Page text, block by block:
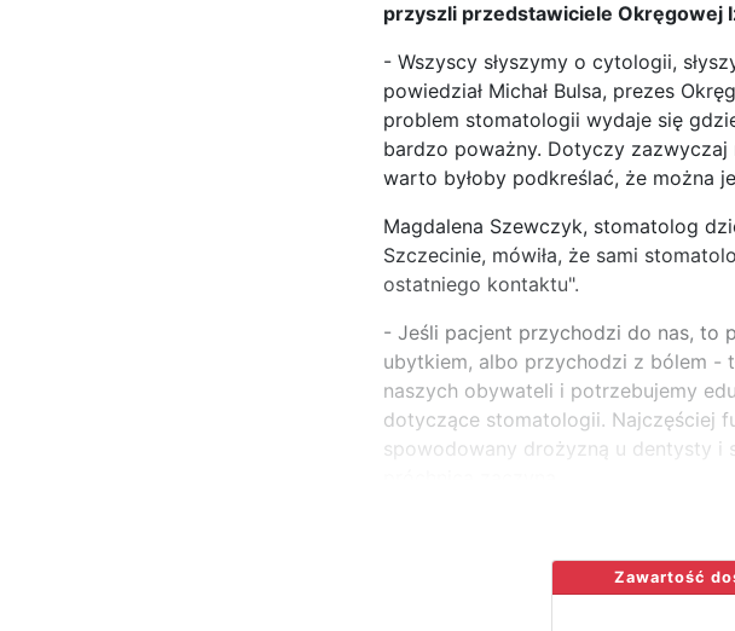
przyszli przedstawiciele Okręgowej
- Wszyscy słyszymy o cytologii,
powiedział Michał Bulsa, prezes
problem stomatologii wydaje się
bardzo poważny. Dotyczy
warto byłoby podkreślać, że można
Magdalena Szewczyk, stomatolog
Szczecinie, mówiła, że sami
ostatniego kontaktu".
- Jeśli pacjent przychodzi do nas, to
ubytkiem, albo przychodzi z bólem -
naszych obywateli i potrzebujemy
dotyczące stomatologii. Najczęściej
spowodowany drożyzną u dentysty i
Zawartość